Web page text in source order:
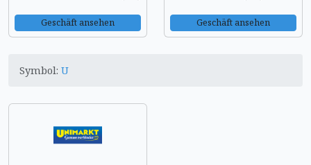
Geschäft ansehen Geschäft ansehen
Symbol: U